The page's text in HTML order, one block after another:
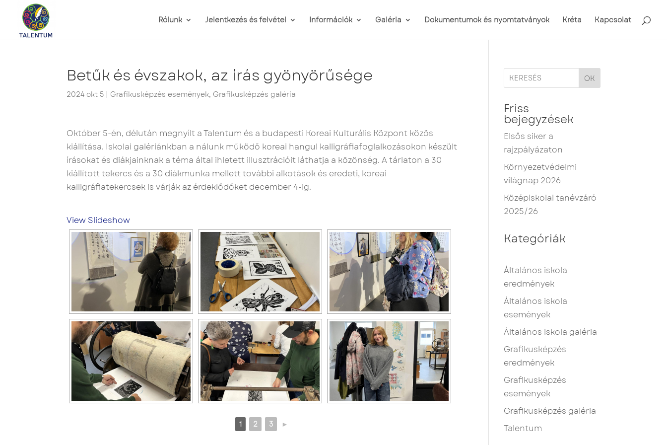
Rólunk Jelentkezés és felvétel Információk Galéria Dokumentumok és nyomtatványok Kréta Kapcsolat
Betűk és évszakok, az írás gyönyörűsége
2024 okt 5 Grafikusképzés események, Grafikusképzés galéria
Október 5-én, délután megnyílt a Talentum és a budapesti Koreai Kulturális Központ közös
kiállítása. Iskolai galériánkban a nálunk működő koreai hangul kalligráfiafoglalkozásokon készült
írásokat és diákjainknak a téma által ihletett illusztrációit láthatja a közönség. A tárlaton a 30
kiállított tekercs és a 30 diákmunka mellett további alkotások és eredeti, koreai
kalligráfiatekercsek is várják az érdeklődőket december 4-ig.
View Slideshow
1 2 3 ►
OK
Friss
bejegyzések
Elsős siker a
rajzpályázaton
Környezetvédelmi
világnap 2026
Középiskolai tanévzáró
2025/26
Kategóriák
Általános iskola
eredmények
Általános iskola
események
Általános iskola galéria
Grafikusképzés
eredmények
Grafikusképzés
események
Grafikusképzés galéria
Talentum